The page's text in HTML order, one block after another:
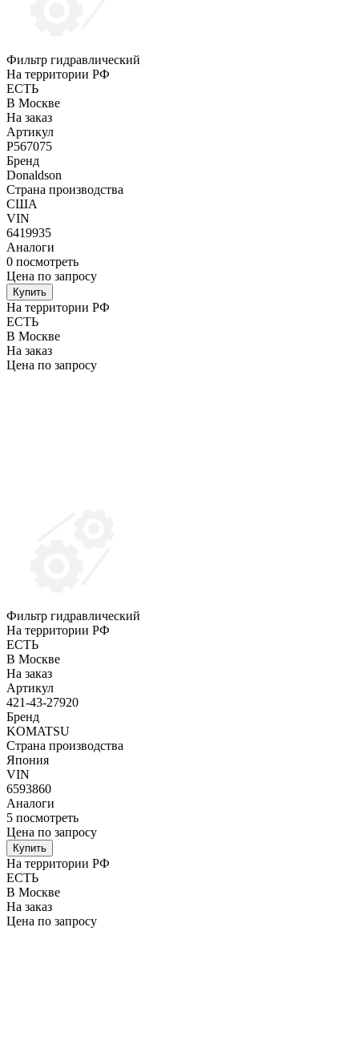
Фильтр гидравлический
На территории РФ
ЕСТЬ
В Москве
На заказ
Артикул
P567075
Бренд
Donaldson
Страна производства
США
VIN
6419935
Аналоги
0 посмотреть
Цена по запросу
Купить
На территории РФ
ЕСТЬ
В Москве
На заказ
Цена по запросу
Фильтр гидравлический
На территории РФ
ЕСТЬ
В Москве
На заказ
Артикул
421-43-27920
Бренд
KOMATSU
Страна производства
Япония
VIN
6593860
Аналоги
5 посмотреть
Цена по запросу
Купить
На территории РФ
ЕСТЬ
В Москве
На заказ
Цена по запросу